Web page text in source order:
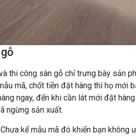
thi công sàn gỗ chỉ trưng bày sản
mã, chốt tiền đặt hàng thì họ mới
ngay, đến khi cần lát mới đặt
ngừng sản xuất.
kể mẫu mã đó khiến bạn không